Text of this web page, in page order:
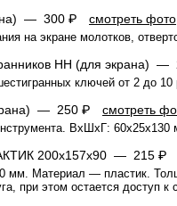
— 300 ₽ смотреть фото
на экране молотков,
HH (для экрана) —
ключей от 2 до
— 250 ₽ смотреть
ВхШхГ: 60x25x130
200x157x90 — 215 ₽
мм. Материал — пластик.
при этом остается доступ